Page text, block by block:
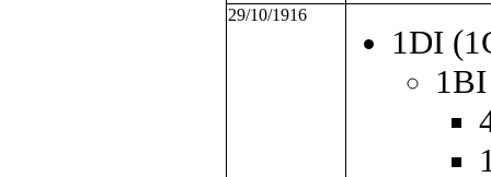
29/10/1916
1DI
1BI